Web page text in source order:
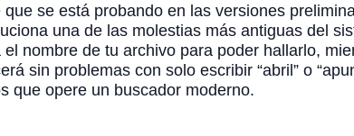
se está probando en las versiones
una de las molestias más antiguas del
nombre de tu archivo para poder hallarlo,
sin problemas con solo escribir “abril” o
que opere un buscador moderno.